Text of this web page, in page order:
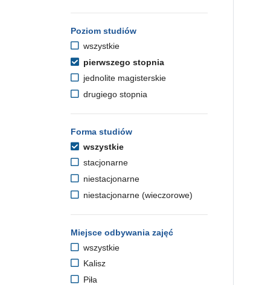
Poziom studiów
wszystkie
pierwszego stopnia
jednolite magisterskie
drugiego stopnia
Forma studiów
wszystkie
stacjonarne
niestacjonarne
niestacjonarne (wieczorowe)
Miejsce odbywania zajęć
wszystkie
Kalisz
Piła